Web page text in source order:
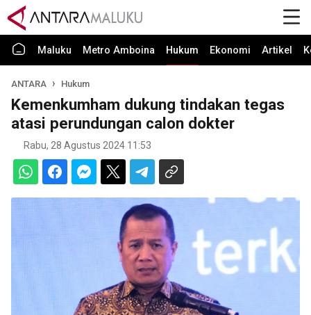
Maluku Metro Amboina Hukum Ekonomi Artikel
ANTARA Hukum
Kemenkumham dukung tindakan tegas
atasi perundungan calon dokter
Rabu, 28 Agustus 2024 11:53